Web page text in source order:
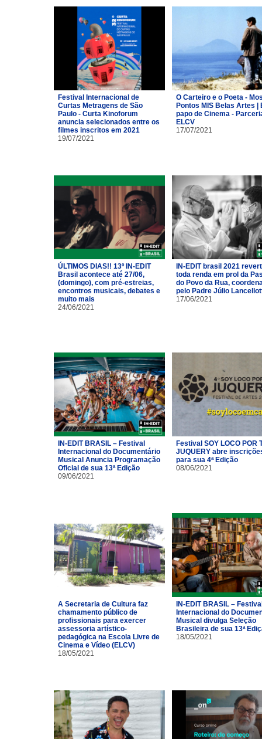
Festival Internacional de
Curtas Metragens de São
Paulo - Curta Kinoforum
anuncia selecionados entre os
filmes inscritos em 2021
19/07/2021
O Carteiro e o Poeta -
Pontos MIS Belas Artes |
papo de Cinema -
ELCV
17/07/2021
ÚLTIMOS DIAS!! 13º IN-EDIT
Brasil acontece até 27/06,
(domingo), com pré-estreias,
encontros musicais, debates e
muito mais
24/06/2021
IN-EDIT brasil 2021
toda renda em prol da
do Povo da Rua,
pelo Padre Júlio
17/06/2021
IN-EDIT BRASIL – Festival
Internacional do Documentário
Musical Anuncia Programação
Oficial de sua 13ª Edição
09/06/2021
Festival SOY LOCO POR
JUQUERY abre
para sua 4ª Edição
08/06/2021
A Secretaria de Cultura faz
chamamento público de
profissionais para exercer
assessoria artístico-
pedagógica na Escola Livre de
Cinema e Vídeo (ELCV)
18/05/2021
IN-EDIT BRASIL –
Internacional do
Musical divulga Seleção
Brasileira de sua 13ª
18/05/2021